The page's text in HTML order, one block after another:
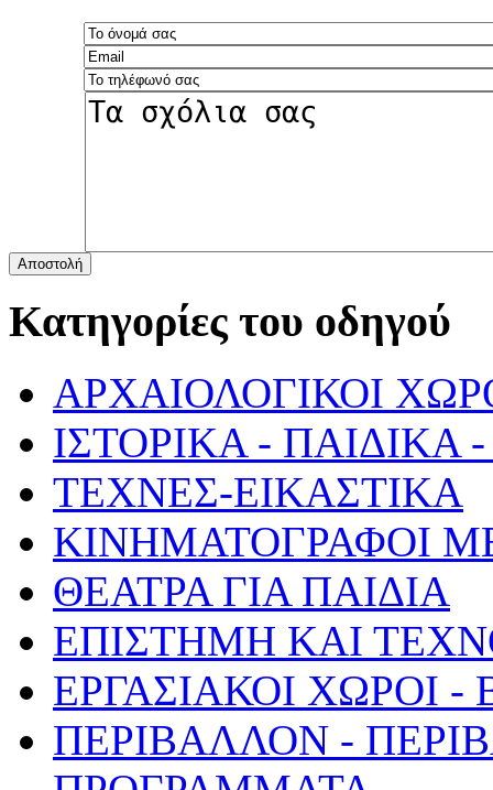
Αποστολή
Κατηγορίες του οδηγού
ΑΡΧΑΙΟΛΟΓΙΚΟΙ
ΙΣΤΟΡΙΚΑ -
ΤΕΧΝΕΣ-ΕΙΚΑΣΤΙΚΑ
ΚΙΝΗΜΑΤΟΓΡΑΦΟΙ
ΘΕΑΤΡΑ ΓΙΑ ΠΑΙΔΙΑ
ΕΠΙΣΤΗΜΗ ΚΑΙ
ΕΡΓΑΣΙΑΚΟΙ ΧΩΡΟΙ
ΠΕΡΙΒΑΛΛΟΝ -